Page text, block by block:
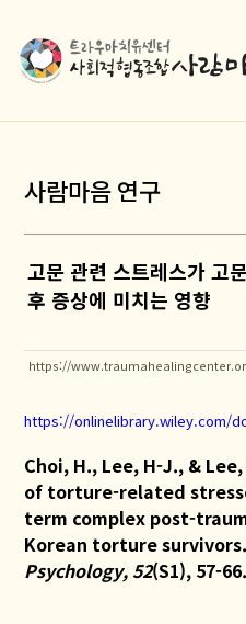
메뉴
사람마음 연구
고문 관련 스트레스가 고
후 증상에 미치는 영향
https://
https://onlinelibrary.wiley.com/
Choi, H., Lee, H-J., &
of torture-related
term complex post-
Korean torturesurvivors.
Psychology, 52(S1), 57-66.